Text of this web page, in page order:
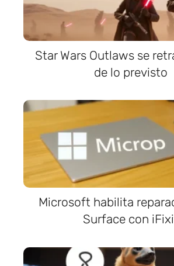
Star Wars Outlaws se
de lo previsto
Microsoft habilita
Surface con